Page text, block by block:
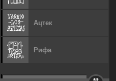
Ацтек
Рифа